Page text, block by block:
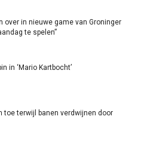
over in nieuwe game van Groninger
te spelen”
in ‘Mario Kartbocht’
toe terwijl banen verdwijnen door